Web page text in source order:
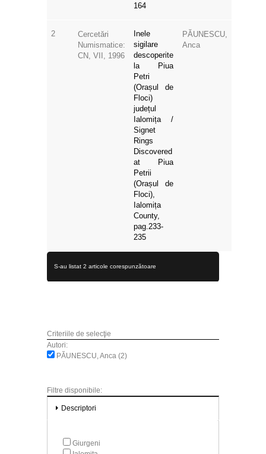
164
2
Cercetări
Numismatice:
CN, VII, 1996
Inele
sigilare
descoperite
la Piua
Petri
(Orașul de
Floci)
județul
Ialomița /
Signet
Rings
Discovered
at Piua
Petrii
(Orașul de
Floci),
Ialomița
County,
pag.233-
235
PĂUNESCU,
Anca
S-au listat 2 articole corespunzătoare
Criteriile de selecţie
Autori:
PĂUNESCU, Anca (2)
Filtre disponibile:
Descriptori
Giurgeni